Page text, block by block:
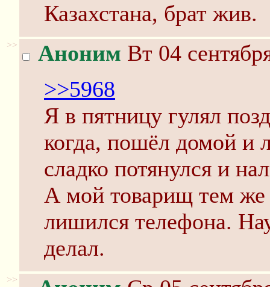
Казахстана, брат жив.
>> Аноним Вт 04
>>5968
Я в пятницу гулял
когда, пошёл домой и
сладко потянулся и
А мой товарищ тем же
лишился телефона.
делал.
>>